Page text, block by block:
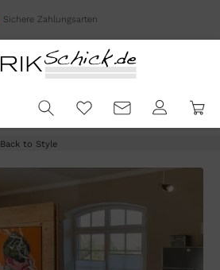
Sichere Zahlungsarten
Back to Style